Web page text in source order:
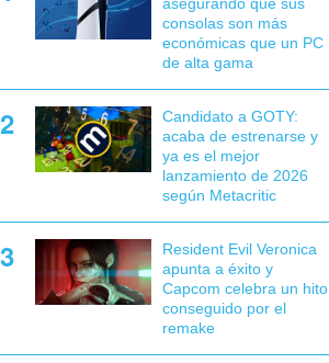
consolas son más
económicas que un PC
de alta gama
Candidato a GOTY:
acaba de estrenarse y
ya es el mejor
lanzamiento de 2026
según Metacritic
Resident Evil Veronica
apunta a éxito y
Capcom celebra un hito
conseguido por el
remake